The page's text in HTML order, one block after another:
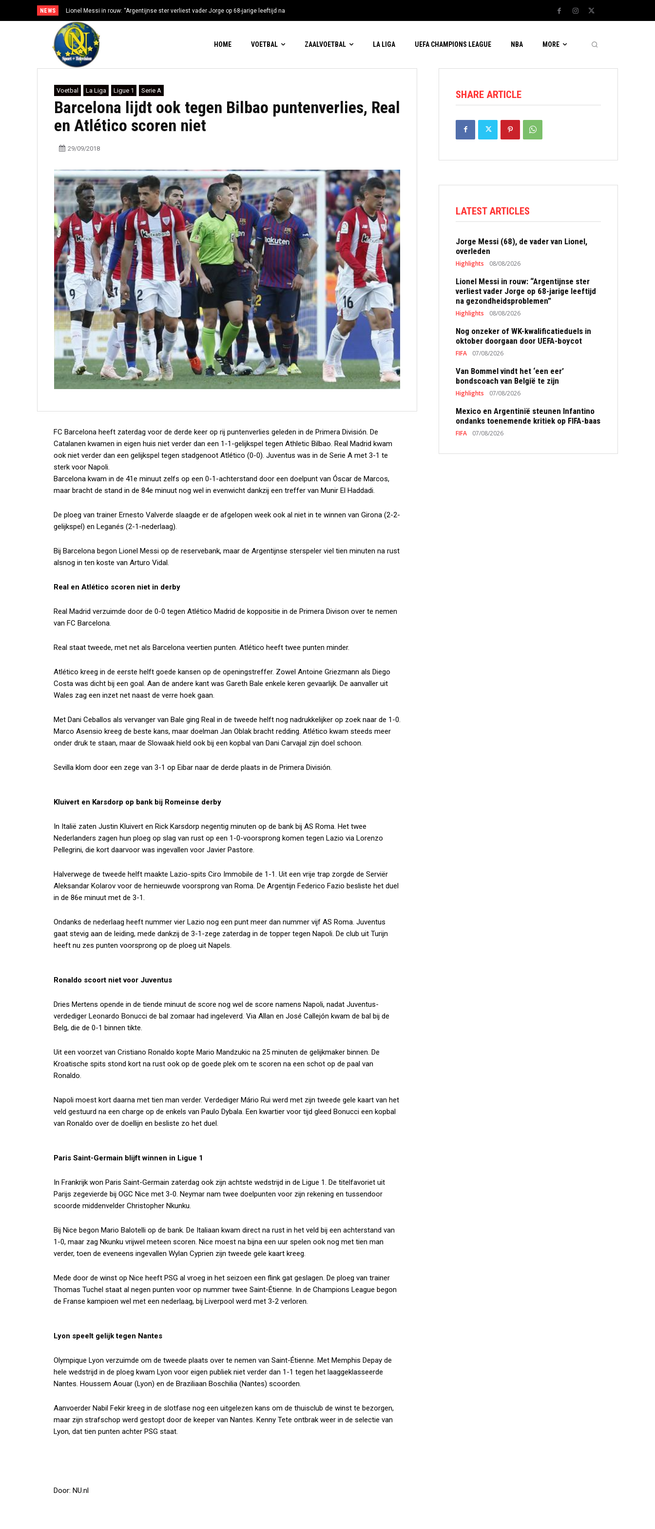
NEWS
Lionel Messi in rouw: “Argentijnse ster verliest vader Jorge op 68-jarige leeftijd na
gezondheidsproblemen”
HOME VOETBAL ZAALVOETBAL LA LIGA UEFA CHAMPIONS LEAGUE NBA MORE
Voetbal La Liga Ligue 1 Serie A
Barcelona lijdt ook tegen Bilbao puntenverlies, Real
en Atlético scoren niet
29/09/2018
FC Barcelona heeft zaterdag voor de derde keer op rij puntenverlies geleden in de Primera División. De
Catalanen kwamen in eigen huis niet verder dan een 1-1-gelijkspel tegen Athletic Bilbao. Real Madrid kwam
ook niet verder dan een gelijkspel tegen stadgenoot Atlético (0-0). Juventus was in de Serie A met 3-1 te
sterk voor Napoli.
Barcelona kwam in de 41e minuut zelfs op een 0-1-achterstand door een doelpunt van Óscar de Marcos,
maar bracht de stand in de 84e minuut nog wel in evenwicht dankzij een treffer van Munir El Haddadi.
De ploeg van trainer Ernesto Valverde slaagde er de afgelopen week ook al niet in te winnen van Girona (2-2-
gelijkspel) en Leganés (2-1-nederlaag).
Bij Barcelona begon Lionel Messi op de reservebank, maar de Argentijnse sterspeler viel tien minuten na rust
alsnog in ten koste van Arturo Vidal.
Real en Atlético scoren niet in derby
Real Madrid verzuimde door de 0-0 tegen Atlético Madrid de koppositie in de Primera Divison over te nemen
van FC Barcelona.
Real staat tweede, met net als Barcelona veertien punten. Atlético heeft twee punten minder.
Atlético kreeg in de eerste helft goede kansen op de openingstreffer. Zowel Antoine Griezmann als Diego
Costa was dicht bij een goal. Aan de andere kant was Gareth Bale enkele keren gevaarlijk. De aanvaller uit
Wales zag een inzet net naast de verre hoek gaan.
Met Dani Ceballos als vervanger van Bale ging Real in de tweede helft nog nadrukkelijker op zoek naar de 1-0.
Marco Asensio kreeg de beste kans, maar doelman Jan Oblak bracht redding. Atlético kwam steeds meer
onder druk te staan, maar de Slowaak hield ook bij een kopbal van Dani Carvajal zijn doel schoon.
Sevilla klom door een zege van 3-1 op Eibar naar de derde plaats in de Primera División.
Kluivert en Karsdorp op bank bij Romeinse derby
In Italië zaten Justin Kluivert en Rick Karsdorp negentig minuten op de bank bij AS Roma. Het twee
Nederlanders zagen hun ploeg op slag van rust op een 1-0-voorsprong komen tegen Lazio via Lorenzo
Pellegrini, die kort daarvoor was ingevallen voor Javier Pastore.
Halverwege de tweede helft maakte Lazio-spits Ciro Immobile de 1-1. Uit een vrije trap zorgde de Serviër
Aleksandar Kolarov voor de hernieuwde voorsprong van Roma. De Argentijn Federico Fazio besliste het duel
in de 86e minuut met de 3-1.
Ondanks de nederlaag heeft nummer vier Lazio nog een punt meer dan nummer vijf AS Roma. Juventus
gaat stevig aan de leiding, mede dankzij de 3-1-zege zaterdag in de topper tegen Napoli. De club uit Turijn
heeft nu zes punten voorsprong op de ploeg uit Napels.
Ronaldo scoort niet voor Juventus
Dries Mertens opende in de tiende minuut de score nog wel de score namens Napoli, nadat Juventus-
verdediger Leonardo Bonucci de bal zomaar had ingeleverd. Via Allan en José Callejón kwam de bal bij de
Belg, die de 0-1 binnen tikte.
Uit een voorzet van Cristiano Ronaldo kopte Mario Mandzukic na 25 minuten de gelijkmaker binnen. De
Kroatische spits stond kort na rust ook op de goede plek om te scoren na een schot op de paal van
Ronaldo.
Napoli moest kort daarna met tien man verder. Verdediger Mário Rui werd met zijn tweede gele kaart van het
veld gestuurd na een charge op de enkels van Paulo Dybala. Een kwartier voor tijd gleed Bonucci een kopbal
van Ronaldo over de doellijn en besliste zo het duel.
Paris Saint-Germain blijft winnen in Ligue 1
In Frankrijk won Paris Saint-Germain zaterdag ook zijn achtste wedstrijd in de Ligue 1. De titelfavoriet uit
Parijs zegevierde bij OGC Nice met 3-0. Neymar nam twee doelpunten voor zijn rekening en tussendoor
scoorde middenvelder Christopher Nkunku.
Bij Nice begon Mario Balotelli op de bank. De Italiaan kwam direct na rust in het veld bij een achterstand van
1-0, maar zag Nkunku vrijwel meteen scoren. Nice moest na bijna een uur spelen ook nog met tien man
verder, toen de eveneens ingevallen Wylan Cyprien zijn tweede gele kaart kreeg.
Mede door de winst op Nice heeft PSG al vroeg in het seizoen een flink gat geslagen. De ploeg van trainer
Thomas Tuchel staat al negen punten voor op nummer twee Saint-Étienne. In de Champions League begon
de Franse kampioen wel met een nederlaag, bij Liverpool werd met 3-2 verloren.
Lyon speelt gelijk tegen Nantes
Olympique Lyon verzuimde om de tweede plaats over te nemen van Saint-Étienne. Met Memphis Depay de
hele wedstrijd in de ploeg kwam Lyon voor eigen publiek niet verder dan 1-1 tegen het laaggeklasseerde
Nantes. Houssem Aouar (Lyon) en de Braziliaan Boschilia (Nantes) scoorden.
Aanvoerder Nabil Fekir kreeg in de slotfase nog een uitgelezen kans om de thuisclub de winst te bezorgen,
maar zijn strafschop werd gestopt door de keeper van Nantes. Kenny Tete ontbrak weer in de selectie van
Lyon, dat tien punten achter PSG staat.
Door: NU.nl
SHARE ARTICLE
LATEST ARTICLES
Jorge Messi (68), de vader van Lionel,
overleden
Highlights 08/08/2026
Lionel Messi in rouw: “Argentijnse ster
verliest vader Jorge op 68-jarige leeftijd
na gezondheidsproblemen”
Highlights 08/08/2026
Nog onzeker of WK-kwalificatieduels in
oktober doorgaan door UEFA-boycot
FIFA 07/08/2026
Van Bommel vindt het ‘een eer’
bondscoach van België te zijn
Highlights 07/08/2026
Mexico en Argentinië steunen Infantino
ondanks toenemende kritiek op FIFA-baas
FIFA 07/08/2026